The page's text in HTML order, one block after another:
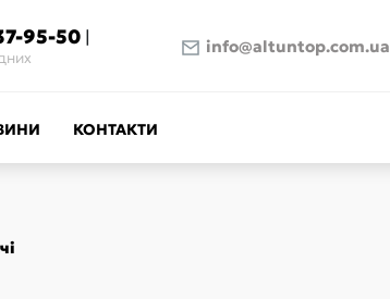
95-50 | info@altuntop.com.ua
КОНТАКТИ